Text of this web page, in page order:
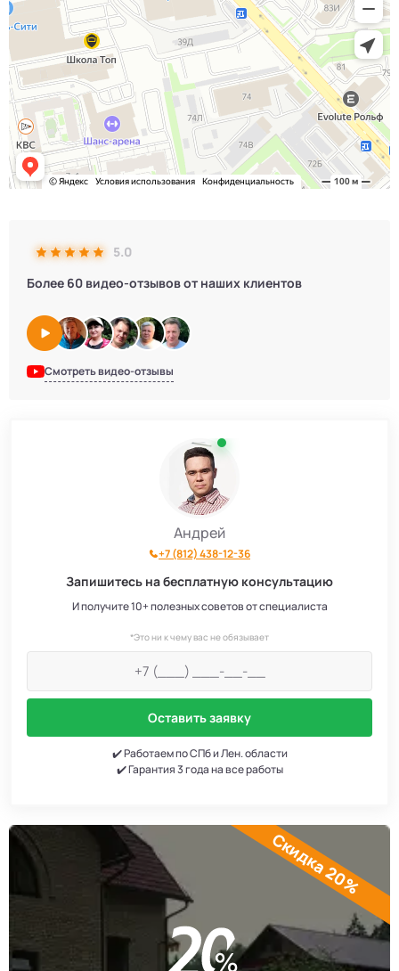
5.0
Более 60 видео-отзывов от наших клиентов
Смотреть видео-отзывы
Андрей
+7 (812) 438-12-36
Запишитесь на бесплатную консультацию
И получите 10+ полезных советов от специалиста
*Это ни к чему вас не обязывает
Оставить заявку
✔️ Работаем по СПб и Лен. области
✔️ Гарантия 3 года на все работы
Скидка 20%